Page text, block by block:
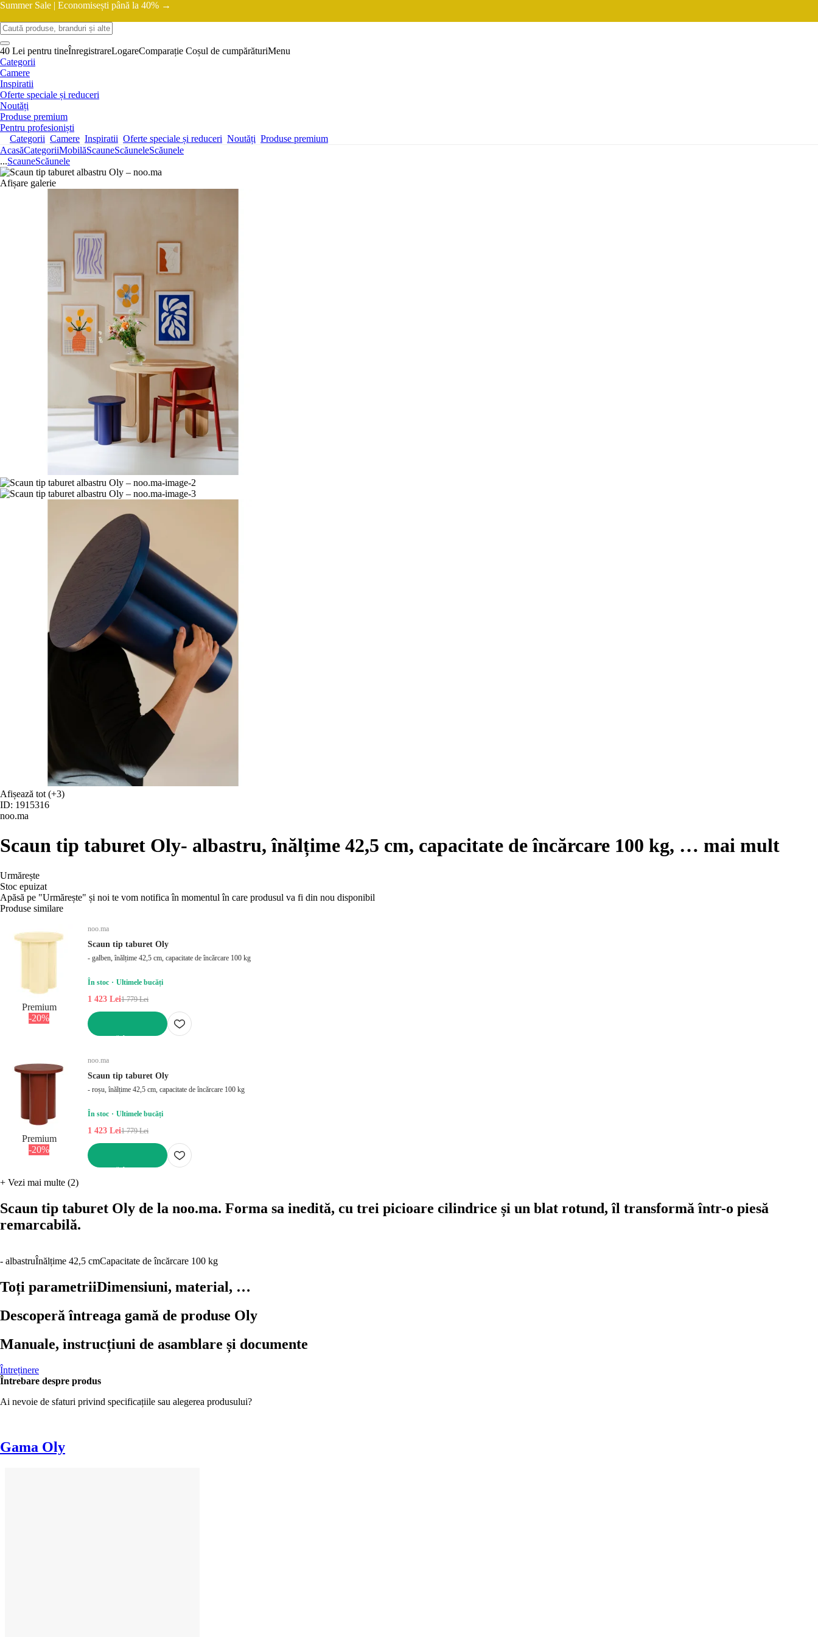
Summer Sale | Economisești până la 40% →
40 Lei pentru tineÎnregistrareLogareComparație Coșul de cumpărăturiMenu
Categorii
Camere
Inspiratii
Oferte speciale și reduceri
Noutăți
Produse premium
Pentru profesioniști
Categorii Camere Inspiratii Oferte speciale și reduceri Noutăți Produse premium
AcasăCategoriiMobilăScauneScăuneleScăunele
...ScauneScăunele
Afișare galerie
Afișează tot (+3)
ID: 1915316
noo.ma
Scaun tip taburet Oly- albastru, înălțime 42,5 cm, capacitate de încărcare 100 kg, … mai mult
Urmărește
Stoc epuizat
Apăsă pe "Urmărește" și noi te vom notifica în momentul în care produsul va fi din nou disponibil
Produse similare
Premium
-20%
noo.ma
Scaun tip taburet Oly
- galben, înălțime 42,5 cm, capacitate de încărcare 100 kg
În stoc Ultimele bucăți
1 423 Lei1 779 Lei
Premium
-20%
noo.ma
Scaun tip taburet Oly
- roșu, înălțime 42,5 cm, capacitate de încărcare 100 kg
În stoc Ultimele bucăți
1 423 Lei1 779 Lei
+ Vezi mai multe (2)
Scaun tip taburet Oly de la noo.ma. Forma sa inedită, cu trei picioare cilindrice și un blat rotund, îl transformă într-o piesă
remarcabilă.
- albastruÎnălțime 42,5 cmCapacitate de încărcare 100 kg
Toți parametriiDimensiuni, material, …
Descoperă întreaga gamă de produse Oly
Manuale, instrucțiuni de asamblare și documente
Întreținere
Întrebare despre produs
Ai nevoie de sfaturi privind specificațiile sau alegerea produsului?
Gama Oly